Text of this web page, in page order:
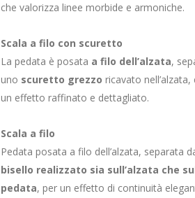
che valorizza linee morbide e armoniche.
Scala a filo con scuretto
La pedata è posata a filo dell’alzata,
uno scuretto grezzo ricavato nell’alzata,
un effetto raffinato e dettagliato.
Scala a filo
Pedata posata a filo dell’alzata, separata
bisello realizzato sia sull’alzata che
pedata, per un effetto di continuità